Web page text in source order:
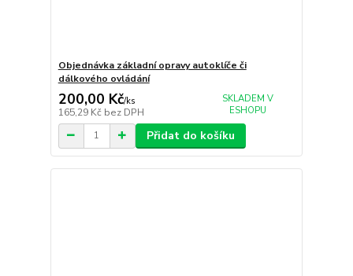
Objednávka základní opravy autoklíče či
dálkového ovládání
200,00 Kč/ks
165,29 Kč bez DPH
SKLADEM V
ESHOPU
Přidat do košíku